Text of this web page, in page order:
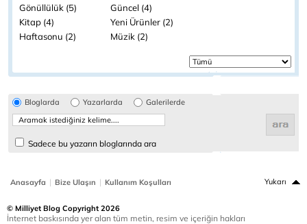
Gönüllülük (5)
Güncel (4)
Kitap (4)
Yeni Ürünler (2)
Haftasonu (2)
Müzik (2)
Bloglarda Yazarlarda Galerilerde
Sadece bu yazarın bloglarında ara
Anasayfa | Bize Ulaşın | Kullanım Koşulları Yukarı
© Milliyet Blog Copyright 2026
İnternet baskısında yer alan tüm metin, resim ve içeriğin hakları